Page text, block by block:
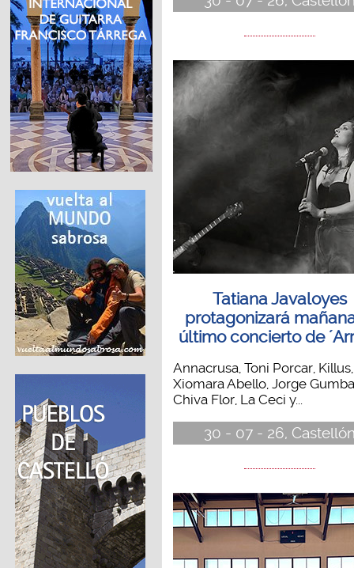
Tatiana Javaloyes
protagonizará
último concierto de
Annacrusa, Toni Porcar, Killus,
Xiomara Abello, Jorge
Chiva Flor, La Ceci y...
30 - 07 - 26,